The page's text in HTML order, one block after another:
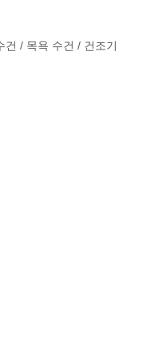
건 / 목욕 수건 / 건조기